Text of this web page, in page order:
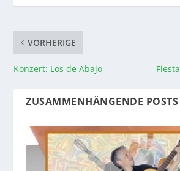
VORHERIGE
Konzert: Los de Abajo
ZUSAMMENHÄNGENDE POSTS